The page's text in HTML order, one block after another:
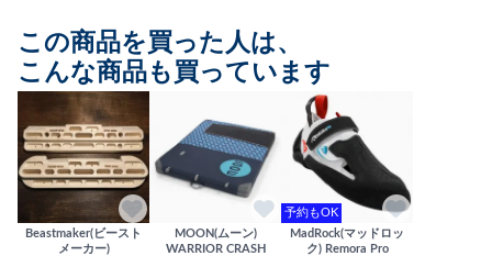
この商品を買った人は、
こんな商品も買っています
Beastmaker(ビースト
メーカー)
MOON(ムーン)
WARRIOR CRASH
予約もOK
MadRock(マッドロッ
ク) Remora Pro